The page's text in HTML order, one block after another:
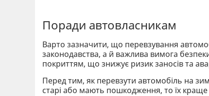
Поради автовласникам
Варто зазначити, що перевзування
законодавства, а й важлива вимога
покриттям, що знижує ризик заносів та
Перед тим, як перевзути автомобіль на
старі або мають пошкодження, то їх краще